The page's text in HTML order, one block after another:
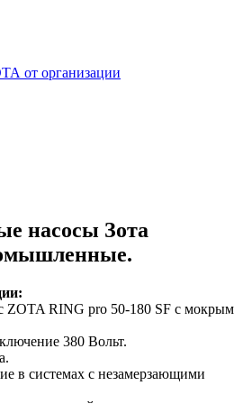
от организации
насосы Зота
ZOTA RING pro 50-180 SF с мокрым
380 Вольт.
в системах с незамерзающими